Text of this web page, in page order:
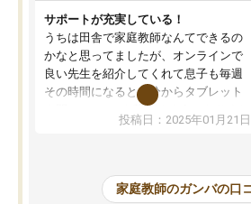
サポートが充実している！
うちは田舎で家庭教師なんてできるの
かなと思ってましたが、オンラインで
良い先生を紹介してくれて息子も毎週
その時間になると自分からタブレット
を開いてzoomを繋げるようになりまし
た！5科目なんでもOKなのもとても気
めて1年ほどだった今では平均点以上の
科目が増えてきました！あと1年受験ま
投稿日：2025年01月21日
家庭教師のガンバの口